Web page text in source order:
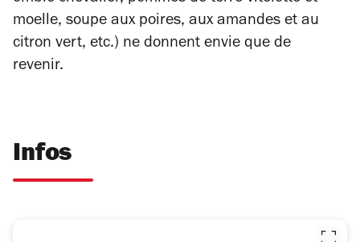
moelle, soupe aux poires, aux amandes et au
citron vert, etc.) ne donnent envie que de
revenir.
Infos